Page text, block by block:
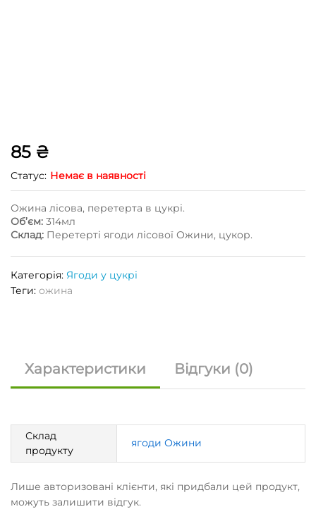
85 ₴
Статус: Немає в наявності
Ожина лісова, перетерта в цукрі.
Об’єм: 314мл
Склад: Перетерті ягоди лісової Ожини, цукор.
Категорія: Ягоди у цукрі
Теги: ожина
Характеристики Відгуки (0)
Склад
продукту
ягоди Ожини
Лише авторизовані клієнти, які придбали цей продукт,
можуть залишити відгук.